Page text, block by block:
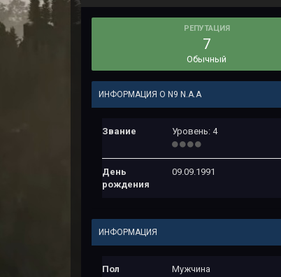
РЕПУТАЦИЯ
7
Обычный
ИНФОРМАЦИЯ О N9 N.A.A
Звание Уровень: 4
День
рождения
09.09.1991
ИНФОРМАЦИЯ
Пол Мужчина